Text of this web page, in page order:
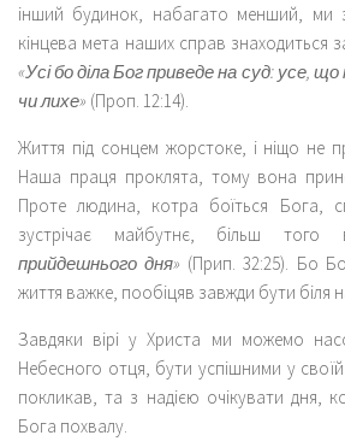
інший будинок, набагато менший, ми
кінцева мета наших справ знаходиться
«Усі бо діла Бог приведе на суд: усе,
чи лихе» (Проп. 12:14).
Життя під сонцем жорстоке, і ніщо не
Наша праця проклята, тому вона
Проте людина, котра боїться Бога,
зустрічає майбутнє, більш
прийдешнього дня» (Прип. 32:25). Бо
життя важке, пообіцяв завжди бути біля
Завдяки вірі у Христа ми можемо
Небесного отця, бути успішними у
покликав, та з надією очікувати дня,
Бога похвалу.